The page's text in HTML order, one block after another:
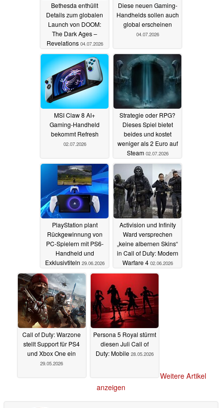
Bethesda enthüllt
Details zum globalen
Launch von DOOM:
The Dark Ages –
Revelations 04.07.2026
Diese neuen Gaming-
Handhelds sollen auch
global erscheinen
04.07.2026
MSI Claw 8 AI+
Gaming-Handheld
bekommt Refresh
02.07.2026
Strategie oder RPG?
Dieses Spiel bietet
beides und kostet
weniger als 2 Euro auf
Steam 02.07.2026
PlayStation plant
Rückgewinnung von
PC-Spielern mit PS6-
Handheld und
Exklusivtiteln 29.06.2026
Activision und Infinity
Ward versprechen
„keine albernen Skins“
in Call of Duty: Modern
Warfare 4 02.06.2026
Call of Duty: Warzone
stellt Support für PS4
und Xbox One ein
29.05.2026
Persona 5 Royal stürmt
diesen Juli Call of
Duty: Mobile 28.05.2026
Weitere Artikel
anzeigen